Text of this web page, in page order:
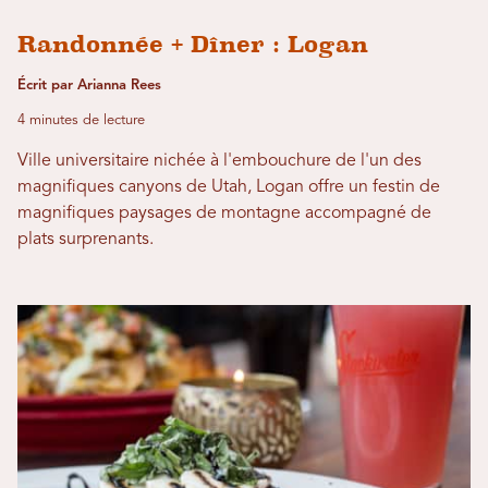
Randonnée + Dîner : Logan
Écrit par Arianna Rees
4 minutes de lecture
Ville universitaire nichée à l'embouchure de l'un des
magnifiques canyons de Utah, Logan offre un festin de
magnifiques paysages de montagne accompagné de
plats surprenants.